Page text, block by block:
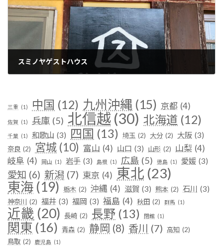
スミノヤゲストハウス
三重 (1) 中国 (12) 九州沖縄 (15) 京都 (4)
佐賀 (1) 兵庫 (5) 北信越 (30) 北海道 (12)
千葉 (1) 和歌山 (3) 四国 (13) 埼玉 (2) 大分 (2) 大阪 (3)
奈良 (2) 宮城 (10) 富山 (4) 山口 (3) 山形 (2) 山梨 (4)
岐阜 (4) 岡山 (1) 岩手 (3) 島根 (1) 広島 (5) 徳島 (1) 愛媛 (3)
愛知 (6) 新潟 (7) 東京 (4) 東北 (23)
東海 (19) 栃木 (2) 沖縄 (4) 滋賀 (3) 熊本 (2) 石川 (3)
神奈川 (2) 福井 (3) 福岡 (3) 福島 (4) 秋田 (2) 群馬 (1)
近畿 (20) 長崎 (2) 長野 (13) 閉館 (1)
関東 (16) 青森 (2) 静岡 (8) 香川 (7) 高知 (2)
鳥取 (2) 鹿児島 (1)